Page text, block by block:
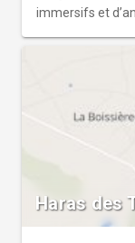
immersifs et
Haras des